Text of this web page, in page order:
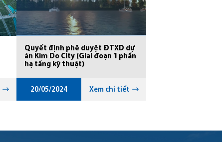
Quyết định phê duyệt ĐTXD dự
án Kim Do City (Giai đoạn 1 phần
hạ tầng kỹ thuật)
20/05/2024 Xem chi tiết